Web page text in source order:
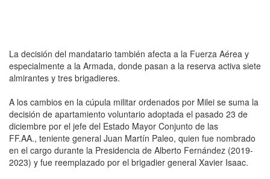
La decisión del mandatario también afecta a la Fuerza Aérea y
especialmente a la Armada, donde pasan a la reserva activa siete
almirantes y tres brigadieres.
A los cambios en la cúpula militar ordenados por Milei se suma la
decisión de apartamiento voluntario adoptada el pasado 23 de
diciembre por el jefe del Estado Mayor Conjunto de las
FF.AA., teniente general Juan Martín Paleo, quien fue nombrado
en el cargo durante la Presidencia de Alberto Fernández (2019-
2023) y fue reemplazado por el brigadier general Xavier Isaac.